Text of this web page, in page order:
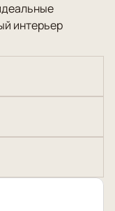
интерьер